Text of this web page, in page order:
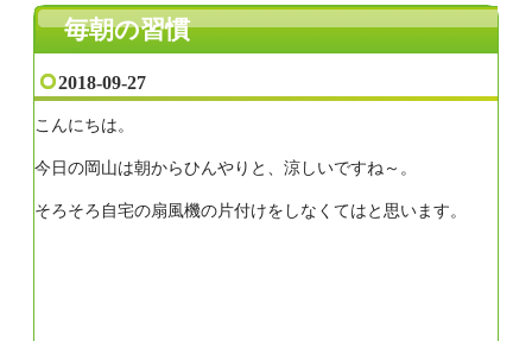
毎朝の習慣
2018-09-27
こんにちは。
今日の岡山は朝からひんやりと、涼しいですね～。
そろそろ自宅の扇風機の片付けをしなくてはと思います。